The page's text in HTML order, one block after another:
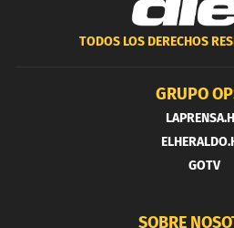
TODOS LOS DERECHOS
GRUPO
GOTV
SOBRE